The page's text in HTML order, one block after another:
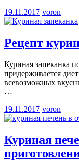
19.11.2017 voron
Рецепт
Куриная запеканка
придерживается
всевозможных
…
19.11.2017 voron
Куриная